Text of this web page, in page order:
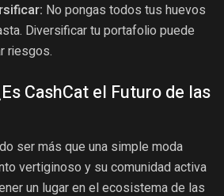
No pongas todos tus huevos
Diversificar tu portafolio puede
riesgos.
CashCat el Futuro de las
ser más que una simple moda
vertiginoso y su comunidad activa
un lugar en el ecosistema de las